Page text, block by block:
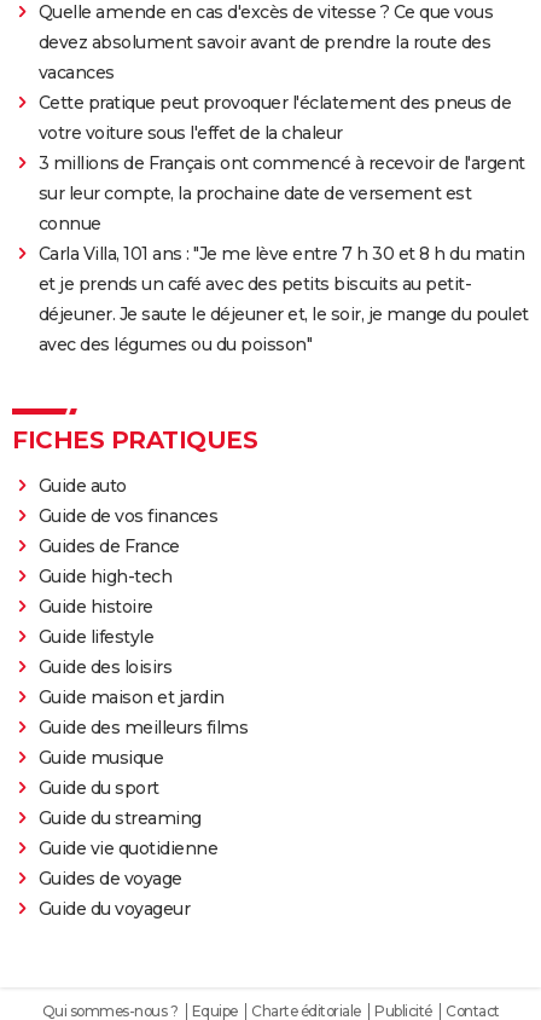
Quelle amende en cas d'excès de vitesse ? Ce que vous
devez absolument savoir avant de prendre la route des
vacances
Cette pratique peut provoquer l'éclatement des pneus de
votre voiture sous l'effet de la chaleur
3 millions de Français ont commencé à recevoir de l'argent
sur leur compte, la prochaine date de versement est
connue
Carla Villa, 101 ans : "Je me lève entre 7 h 30 et 8 h du matin
et je prends un café avec des petits biscuits au petit-
déjeuner. Je saute le déjeuner et, le soir, je mange du poulet
avec des légumes ou du poisson"
FICHES PRATIQUES
Guide auto
Guide de vos finances
Guides de France
Guide high-tech
Guide histoire
Guide lifestyle
Guide des loisirs
Guide maison et jardin
Guide des meilleurs films
Guide musique
Guide du sport
Guide du streaming
Guide vie quotidienne
Guides de voyage
Guide du voyageur
Qui sommes-nous ? Equipe Charte éditoriale Publicité Contact